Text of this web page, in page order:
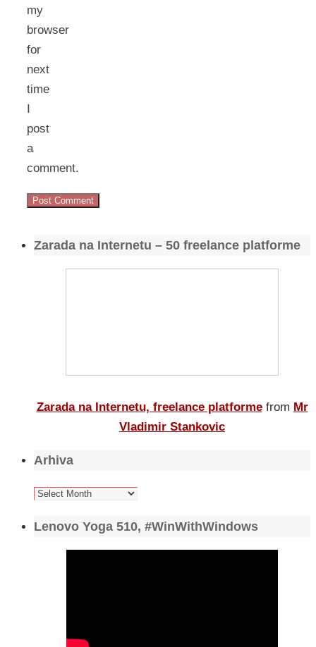
my
browser
for
next
time
I
post
a
comment.
Zarada na Internetu – 50 freelance platforme
Zarada na Internetu, freelance platforme from Mr
Vladimir Stankovic
Arhiva
Arhiva
Lenovo Yoga 510, #WinWithWindows